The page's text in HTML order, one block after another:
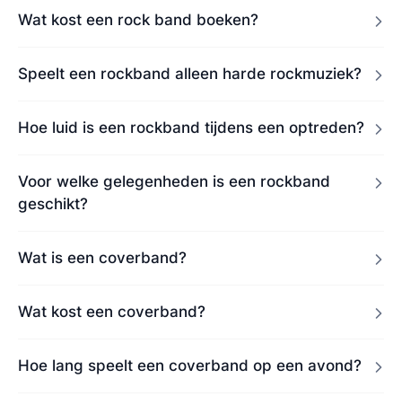
Wat kost een rock band boeken?
Speelt een rockband alleen harde rockmuziek?
Hoe luid is een rockband tijdens een optreden?
Voor welke gelegenheden is een rockband
geschikt?
Wat is een coverband?
Wat kost een coverband?
Hoe lang speelt een coverband op een avond?